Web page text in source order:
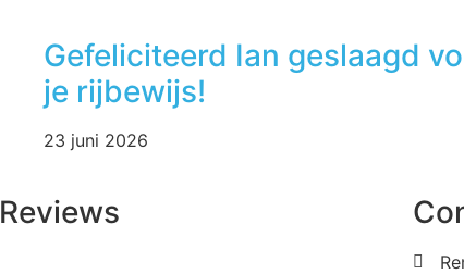
Gefeliciteerd Ian geslaagd
je rijbewijs!
23 juni 2026
Reviews